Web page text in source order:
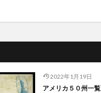
2022年1月19日
アメリカ５０州一覧